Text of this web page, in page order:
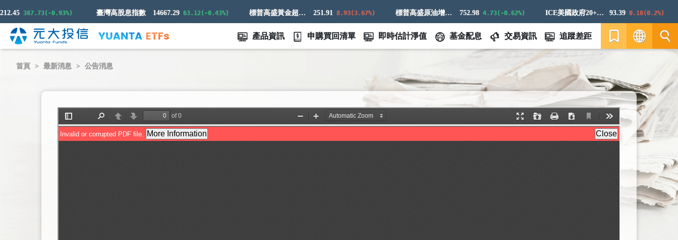
387.73(-0.93%) 臺灣高股息指數 14667.29 63.12(-0.43%) 標普高盛黃金超額回報指數 251.91 8.93(3.67%) 標普高盛原油增強超額回報指數 752.98 4.73(-0.62%) ICE美國政府20+年期債券指數 93.39 0.18(0.2%)
產品資訊 申購買回清單 即時估計淨值 基金配息 交易資訊 追蹤差距
EN
首頁 最新消息 公告消息